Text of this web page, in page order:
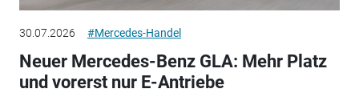
30.07.2026 #Mercedes-Handel
Neuer Mercedes-Benz GLA: Mehr Platz
und vorerst nur E-Antriebe